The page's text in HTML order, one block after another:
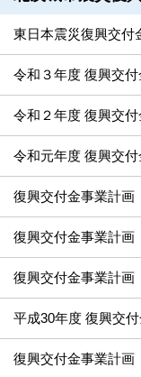
東日本震災復興交付
令和３年度 復興交
令和２年度 復興交
令和元年度 復興交
復興交付金事業計画
復興交付金事業計画
復興交付金事業計画
平成30年度 復興交
復興交付金事業計画